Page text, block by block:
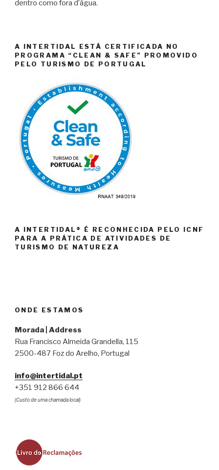
dentro como fora d’água.
A INTERTIDAL ESTÁ CERTIFICADA NO
PROGRAMA “CLEAN & SAFE” PROMOVIDO
PELO TURISMO DE PORTUGAL
A INTERTIDAL® É RECONHECIDA PELO ICNF
PARA A PRÁTICA DE ATIVIDADES DE
TURISMO DE NATUREZA
ONDE ESTAMOS
Morada | Address
Rua Francisco Almeida Grandella, 115
2500-487 Foz do Arelho, Portugal
info@intertidal.pt
+351 912 866 644
(Custo de uma chamada local)